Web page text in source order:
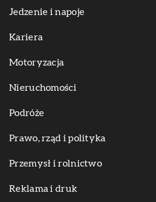
Jedzenie i napoje
Kariera
Motoryzacja
Nieruchomości
Podróże
Prawo, rząd i polityka
Przemysł i rolnictwo
Reklama i druk